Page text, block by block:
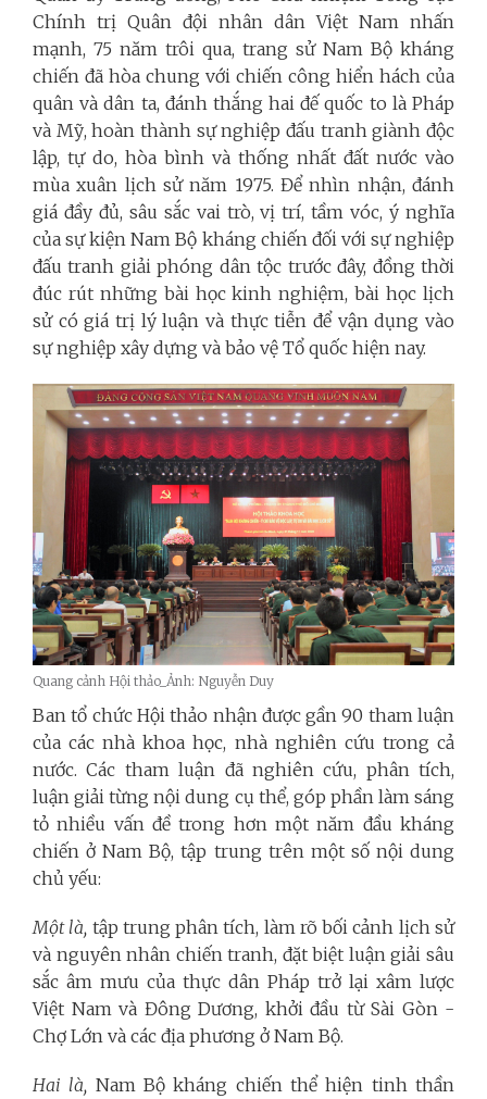
Chính trị Quân đội nhân dân Việt Nam nhấn
mạnh, 75 năm trôi qua, trang sử Nam Bộ kháng
chiến đã hòa chung với chiến công hiển hách của
quân và dân ta, đánh thắng hai đế quốc to là Pháp
và Mỹ, hoàn thành sự nghiệp đấu tranh giành độc
lập, tự do, hòa bình và thống nhất đất nước vào
mùa xuân lịch sử năm 1975. Để nhìn nhận, đánh
giá đầy đủ, sâu sắc vai trò, vị trí, tầm vóc, ý nghĩa
của sự kiện Nam Bộ kháng chiến đối với sự nghiệp
đấu tranh giải phóng dân tộc trước đây, đồng thời
đúc rút những bài học kinh nghiệm, bài học lịch
sử có giá trị lý luận và thực tiễn để vận dụng vào
sự nghiệp xây dựng và bảo vệ Tổ quốc hiện nay.
Quang cảnh Hội thảo_Ảnh: Nguyễn Duy
Ban tổ chức Hội thảo nhận được gần 90 tham luận
của các nhà khoa học, nhà nghiên cứu trong cả
nước. Các tham luận đã nghiên cứu, phân tích,
luận giải từng nội dung cụ thể, góp phần làm sáng
tỏ nhiều vấn đề trong hơn một năm đầu kháng
chiến ở Nam Bộ, tập trung trên một số nội dung
chủ yếu:
Một là, tập trung phân tích, làm rõ bối cảnh lịch sử
và nguyên nhân chiến tranh, đặt biệt luận giải sâu
sắc âm mưu của thực dân Pháp trở lại xâm lược
Việt Nam và Đông Dương, khởi đầu từ Sài Gòn -
Chợ Lớn và các địa phương ở Nam Bộ.
Hai là, Nam Bộ kháng chiến thể hiện tinh thần